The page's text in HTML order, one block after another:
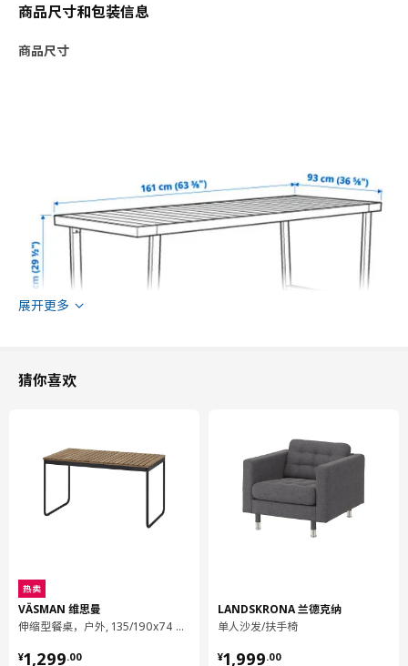
商品尺寸和包装信息
商品尺寸
75 厘米
包装数量
高度
7 厘米
展开更多
猜你喜欢
热卖
VÄSMAN 维思曼
伸缩型餐桌，户外, 135/190x74 厘米
¥1,299.00
¥ 1299.00
LANDSKRONA 兰德克纳
单人沙发/扶手椅
¥1,999.00
¥ 1999.00